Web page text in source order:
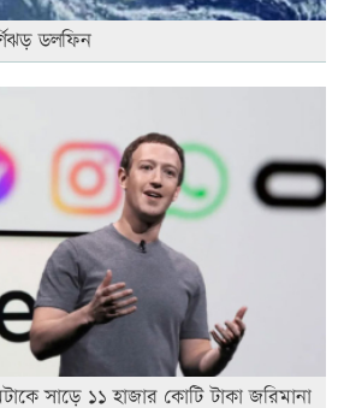
ডলফিন
সাড়ে ১১ হাজার কোটি টাকা জরিমানা